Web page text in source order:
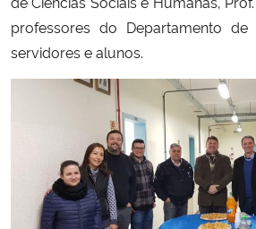
Ministério do Turismo
Ministério do Desenvolvimento Regional
Controladoria-Geral da União
Ministério da Mulher, da Família e dos Direitos
professores do Departamento de
servidores e alunos.